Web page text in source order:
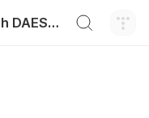
ENERGY KOREA With DAESUNG ENERGY